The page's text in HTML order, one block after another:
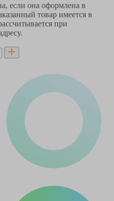
если она оформлена в
товар имеется в
при